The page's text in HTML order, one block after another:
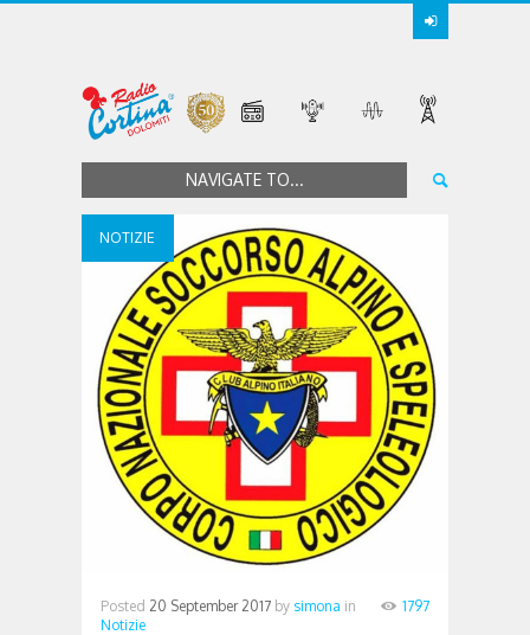
NAVIGATE TO...
NOTIZIE
Posted 20 September 2017 by simona in
Notizie
1797